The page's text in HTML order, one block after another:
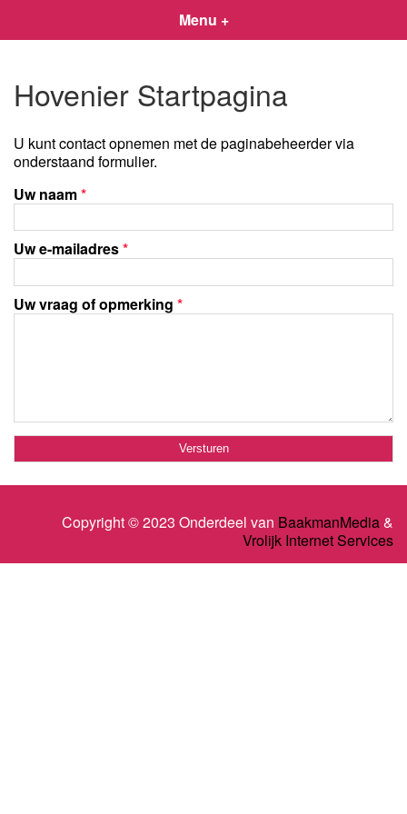
Menu +
Hovenier Startpagina
U kunt contact opnemen met de paginabeheerder via
onderstaand formulier.
Uw naam*
Uw e-mailadres*
Uw vraag of opmerking *
Copyright © 2023 Onderdeel van BaakmanMedia&
Vrolijk Internet Services